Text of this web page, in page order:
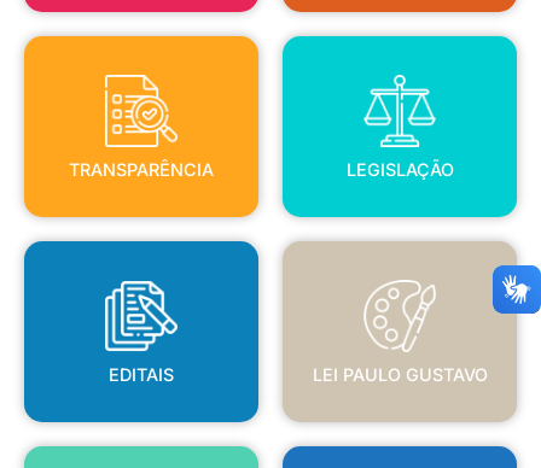
TRANSPARÊNCIA
TRANSPARÊNCIA
LEGISLAÇÃO
LEGISLAÇÃO
EDITAIS
EDITAIS
LEI PAULO GUSTAVO
LEI PAULO GUSTAVO